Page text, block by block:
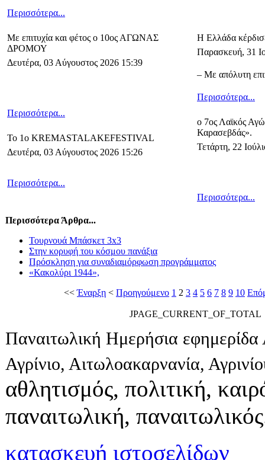
Περισσότερα...
Με επιτυχία και φέτος ο 10ος ΑΓΩΝΑΣ
ΔΡΟΜΟΥ
Δευτέρα, 03 Αύγουστος 2026 15:39
Περισσότερα...
Το 1ο KREMASTALAKEFESTIVAL
Δευτέρα, 03 Αύγουστος 2026 15:26
Περισσότερα...
Η Ελλάδα
Παρασκευή, 31
– Με απόλυτη
Περισσότερα...
ο 7ος Λαϊκός
Καρασεβδάς».
Τετάρτη, 22
Περισσότερα...
Περισσότερα Άρθρα...
Τουρνουά Μπάσκετ 3x3
Στην κορυφή του κόσμου πανάξια
Πρόσκληση για συναδιαμόρφωση προγράμματος
«Κακολύρι 1944»,
<<Έναρξη < Προηγούμενο 1 2 3 4 5 6 7 8 9 10
JPAGE_CURRENT_OF_TOTAL
Παναιτωλική Ημερήσια εφημερίδα
Αγρίνιο, Αιτωλοακαρνανία,
αθλητισμός, πολιτική,
παναιτωλική,
κατασκευή ιστοσελίδων